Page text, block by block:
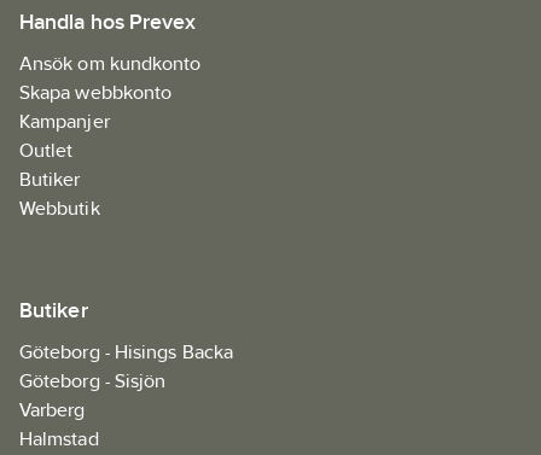
Handla hos Prevex
Ansök om kundkonto
Skapa webbkonto
Kampanjer
Outlet
Butiker
Webbutik
Butiker
Göteborg - Hisings Backa
Göteborg - Sisjön
Varberg
Halmstad